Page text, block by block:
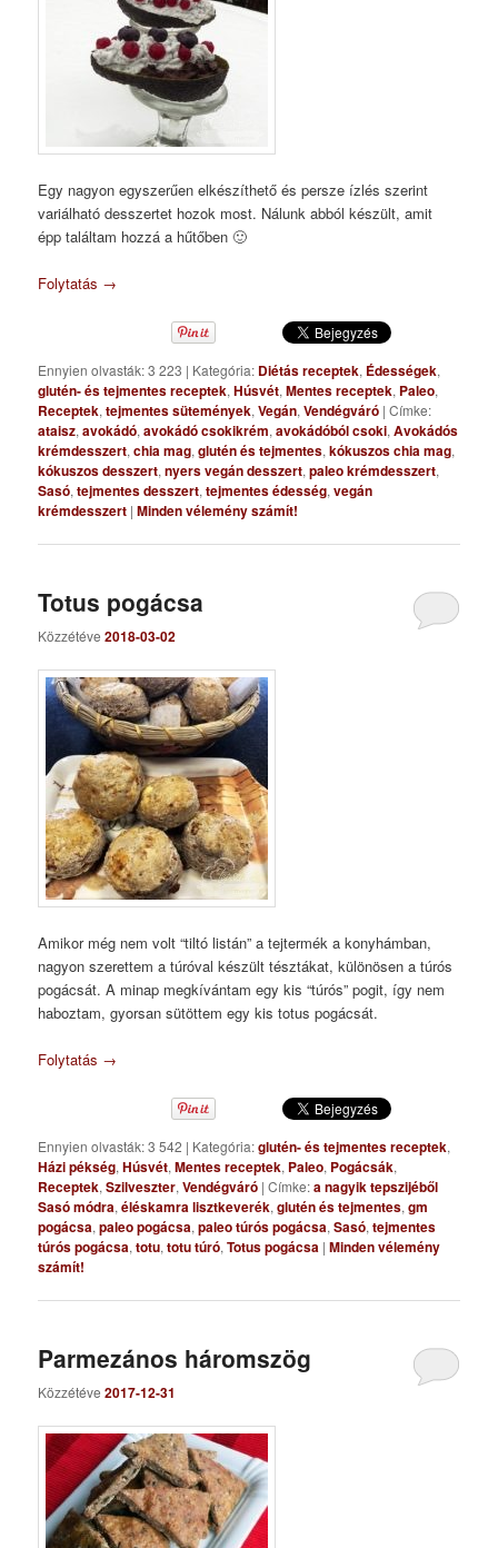
Egy nagyon egyszerűen elkészíthető és persze ízlés szerint
variálható desszertet hozok most. Nálunk abból készült, amit
épp találtam hozzá a hűtőben 🙂
Folytatás →
Ennyien olvasták: 3 223 | Kategória: Diétás receptek, Édességek,
glutén- és tejmentes receptek,Húsvét,Mentes receptek, Paleo,
Receptek,tejmentes sütemények,Vegán,Vendégváró |Címke:
ataisz,avokádó,avokádó csokikrém,avokádóból csoki,Avokádós
krémdesszert,chia mag,glutén és tejmentes,kókuszos chia mag,
kókuszos desszert,nyers vegán desszert,paleo krémdesszert,
Sasó,tejmentes desszert,tejmentes édesség,vegán
krémdesszert |Minden vélemény számít!
Totus pogácsa
Közzétéve2018-03-02
Amikor még nem volt “tiltó listán” a tejtermék a konyhámban,
nagyon szerettem a túróval készült tésztákat, különösen a túrós
pogácsát. A minap megkívántam egy kis “túrós” pogit, így nem
haboztam, gyorsan sütöttem egy kis totus pogácsát.
Folytatás →
Ennyien olvasták: 3 542 | Kategória:glutén- és tejmentes receptek,
Házi pékség,Húsvét,Mentes receptek, Paleo, Pogácsák,
Receptek,Szilveszter,Vendégváró |Címke:a nagyik tepszijéből
Sasó módra,éléskamra lisztkeverék,glutén és tejmentes,gm
pogácsa,paleo pogácsa,paleo túrós pogácsa,Sasó,tejmentes
túrós pogácsa,totu,totu túró,Totus pogácsa |Minden vélemény
számít!
Parmezános háromszög
Közzétéve2017-12-31